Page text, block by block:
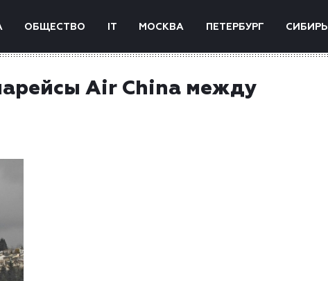
ОБЩЕСТВО IT МОСКВА ПЕТЕРБУРГ СИБИРЬ
Air China между